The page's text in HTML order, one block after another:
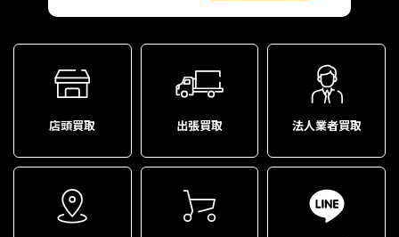
店頭買取 出張買取 法人業者買取